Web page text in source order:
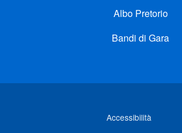
Albo Pretorio
Bandi di Gara
Accessibilità